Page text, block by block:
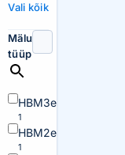
Vali kõik
Mälu
tüüp
HBM3e
1
HBM2e
1